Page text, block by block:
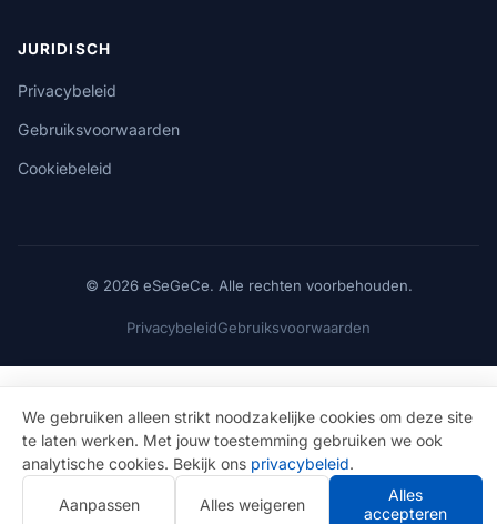
JURIDISCH
Privacybeleid
Gebruiksvoorwaarden
Cookiebeleid
© 2026 eSeGeCe. Alle rechten voorbehouden.
PrivacybeleidGebruiksvoorwaarden
We gebruiken alleen strikt noodzakelijke cookies om deze site
te laten werken. Met jouw toestemming gebruiken we ook
analytische cookies. Bekijk ons privacybeleid.
Aanpassen Alles weigeren
Alles
accepteren